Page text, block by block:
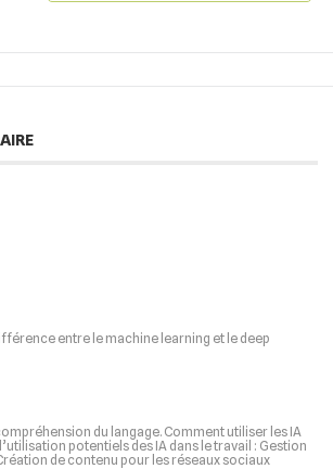
entre le machine learning et le deep
du langage. Comment utiliser les IA
potentiels des IA dans le travail : Gestion
de contenu pour les réseaux sociaux